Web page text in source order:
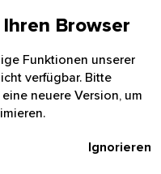
Browser
Funktionen unserer
verfügbar. Bitte
neuere Version, um
Ignorieren